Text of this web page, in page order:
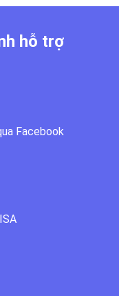
hỗ trợ
Facebook